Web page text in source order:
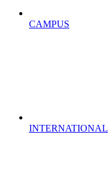
CAMPUS
INTERNATIONAL